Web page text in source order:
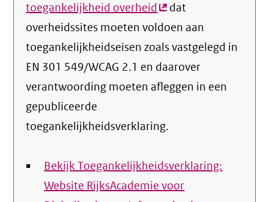
toegankelijkheid overheid(externe
link)
dat
overheidssites moeten voldoen aan
toegankelijkheidseisen zoals vastgelegd in
EN 301 549/WCAG 2.1 en daarover
verantwoording moeten afleggen in een
gepubliceerde
toegankelijkheidsverklaring.
Bekijk Toegankelijkheidsverklaring:
Website RijksAcademie voor